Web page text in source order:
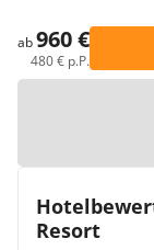
ab960 €
480 € p.P.
Resort